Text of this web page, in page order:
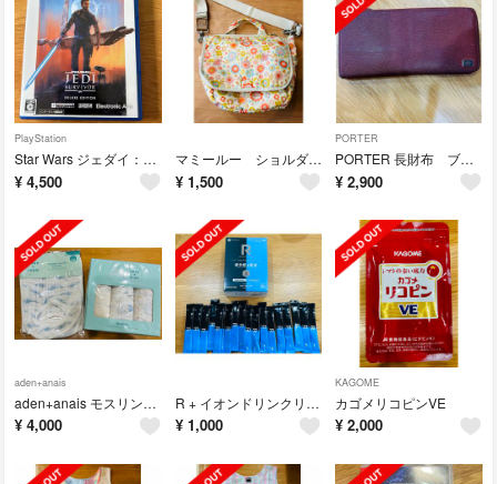
PlayStation
Star Wars ジェダイ：サバイバー デラックス エディション
¥ 4,500
マミールー ショルダーマザーズバッグ
¥ 1,500
PORTER
PORTER 長財布 ブラウン
¥ 2,900
aden+anais
aden+anais モスリンスワドル ディズニーコレクション my darli
¥ 4,000
R + イオンドリンクリセット
¥ 1,000
KAGOME
カゴメリコピンVE
¥ 2,000